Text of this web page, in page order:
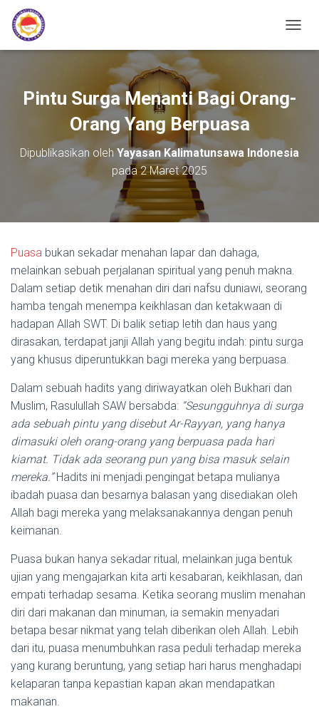
Pintu Surga Menanti Bagi Orang-
Orang Yang Berpuasa
Dipublikasikan olehYayasan Kalimatunsawa Indonesia
pada2 Maret 2025
Puasa bukan sekadar menahan lapar dan dahaga,
melainkan sebuah perjalanan spiritual yang penuh makna.
Dalam setiap detik menahan diri dari nafsu duniawi, seorang
hamba tengah menempa keikhlasan dan ketakwaan di
hadapan Allah SWT. Di balik setiap letih dan haus yang
dirasakan, terdapat janji Allah yang begitu indah: pintu surga
yang khusus diperuntukkan bagi mereka yang berpuasa.
Dalam sebuah hadits yang diriwayatkan oleh Bukhari dan
Muslim, Rasulullah SAW bersabda: “Sesungguhnya di surga
ada sebuah pintu yang disebut Ar-Rayyan, yang hanya
dimasuki oleh orang-orang yang berpuasa pada hari
kiamat. Tidak ada seorang pun yang bisa masuk selain
mereka.”Hadits ini menjadi pengingat betapa mulianya
ibadah puasa dan besarnya balasan yang disediakan oleh
Allah bagi mereka yang melaksanakannya dengan penuh
keimanan.
Puasa bukan hanya sekadar ritual, melainkan juga bentuk
ujian yang mengajarkan kita arti kesabaran, keikhlasan, dan
empati terhadap sesama. Ketika seorang muslim menahan
diri dari makanan dan minuman, ia semakin menyadari
betapa besar nikmat yang telah diberikan oleh Allah. Lebih
dari itu, puasa menumbuhkan rasa peduli terhadap mereka
yang kurang beruntung, yang setiap hari harus menghadapi
kelaparan tanpa kepastian kapan akan mendapatkan
makanan.